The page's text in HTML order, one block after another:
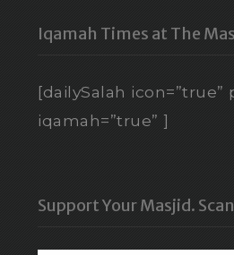
Iqamah Times at The
[dailySalah icon=”true”
iqamah=”true” ]
Support Your Masjid.